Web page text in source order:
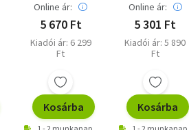
Online ár:
5 670 Ft
Kiadói ár: 6 299
Ft
Kosárba
Online ár:
5 301 Ft
Kiadói ár: 5 890
Ft
Kosárba